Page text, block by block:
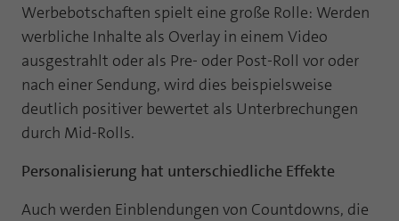
Werbebotschaften spielt eine große Rolle: Werden
werbliche Inhalte als Overlay in einem Video
ausgestrahlt oder als Pre- oder Post-Roll vor oder
nach einer Sendung, wird dies beispielsweise
deutlich positiver bewertet als Unterbrechungen
durch Mid-Rolls.
Personalisierung hat unterschiedliche Effekte
Auch werden Einblendungen von Countdowns, die